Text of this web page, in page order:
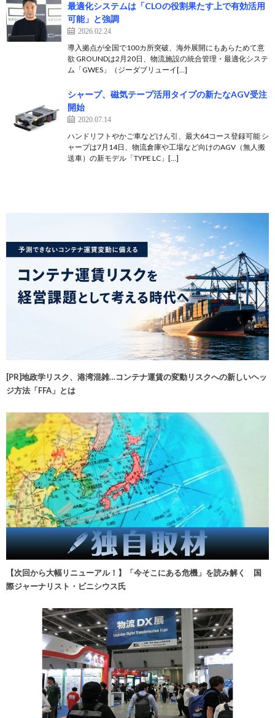
最適化システムは「CLOの役割果たす上で有効活用
可能」と強調
2026.02.24
導入拠点が全国で100カ所突破、海外展開にもあらためて意
欲 GROUNDは2月20日、物流施設の統合管理・最適化システ
ム「GWES」（ジーダブリューイ[…]
シャープ、磁気テープ活用タイプの新たなAGV受注
開始
2020.07.14
ハンドリフトやかご車などけん引、最大64コース登録可能 シ
ャープは7月14日、物流倉庫や工場など向けのAGV（無人搬
送車）の新モデル「TYPE LC」[…]
[PR]地政学リスク、港湾混雑…コンテナ運賃の変動リスクへの新しいヘッ
ジ方法「FFA」とは
【次回から大幅リニューアル！】「今そこにある危機」を読み解く 国
際ジャーナリスト・ビニシウス氏